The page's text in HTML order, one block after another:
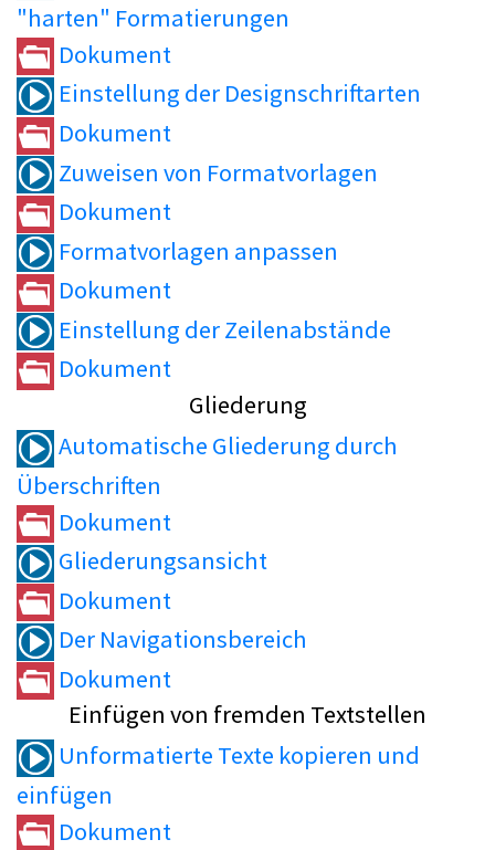
"harten" Formatierungen
Dokument
Einstellung der Designschriftarten
Dokument
Zuweisen von Formatvorlagen
Dokument
Formatvorlagen anpassen
Dokument
Einstellung der Zeilenabstände
Dokument
Gliederung
Automatische Gliederung durch
Überschriften
Dokument
Gliederungsansicht
Dokument
Der Navigationsbereich
Dokument
Einfügen von fremden Textstellen
Unformatierte Texte kopieren und
einfügen
Dokument